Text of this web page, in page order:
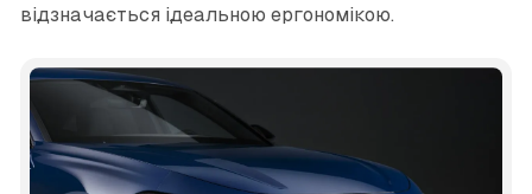
відзначається ідеальною ергономікою.